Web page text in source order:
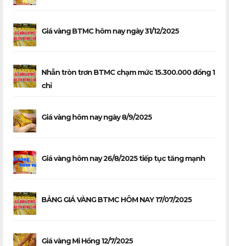
Giá vàng BTMC hôm nay ngày 31/12/2025
Nhẫn tròn trơn BTMC chạm mức 15.300.000 đồng 1
chỉ
Giá vàng hôm nay ngày 8/9/2025
Giá vàng hôm nay 26/8/2025 tiếp tục tăng mạnh
BẢNG GIÁ VÀNG BTMC HÔM NAY 17/07/2025
Giá vàng Mi Hồng 12/7/2025